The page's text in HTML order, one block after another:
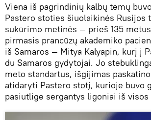
Viena iš pagrindinių kalbų temų
Pastero stoties šiuolaikinės Rusijos
sukūrimo metinės — prieš 135
pirmasis prancūzų akademiko
iš Samaros — Mitya Kalyapin, kurį į
du Samaros gydytojai. Jo
meto standartus, išgijimas
atidaryti Pastero stotį, kurioje buvo
pasiutlige sergantys ligoniai iš visos